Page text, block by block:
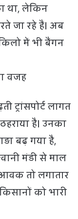
था, लेकिन
जा रहे हैं। अब
में भी बैंगन
वजह
ट्रांसपोर्ट लागत
है। उनका
बढ़ गया है,
मंडी से माल
तो लगातार
को भारी